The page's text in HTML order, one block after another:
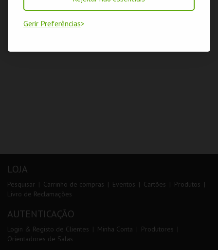
Gerir Preferências
LOJA
Pesquisar Carrinho de compras Eventos Cartões
Produtos
Livro de Reclamações
AUTENTICAÇÃO
Login & Registo de Clientes Minha Conta
Produtores
Orientadores de Salas